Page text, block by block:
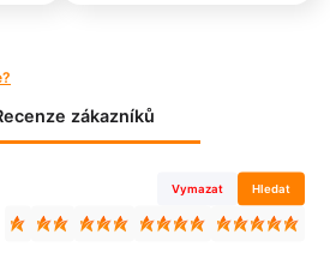
zákazníků
Vymazat Hledat